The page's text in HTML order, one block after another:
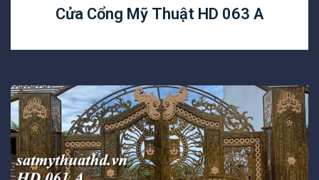
Cửa Cổng Mỹ Thuật HD 063 A